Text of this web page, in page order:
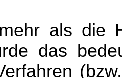
als die
das
(bzw.